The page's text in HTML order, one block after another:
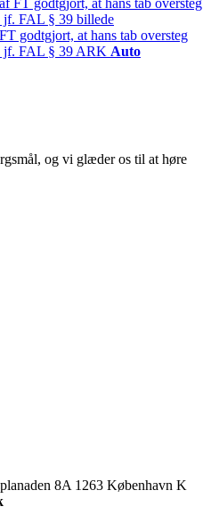
godtgjort, at hans tab oversteg
jf. FAL § 39 ARK Auto
og vi glæder os til at høre
8A 1263 København K